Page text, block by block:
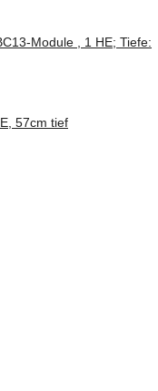
Module , 1 HE; Tiefe: